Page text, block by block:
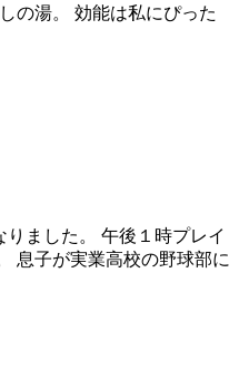
の湯。 効能は私にぴった
ました。 午後１時プレイ
息子が実業高校の野球部に